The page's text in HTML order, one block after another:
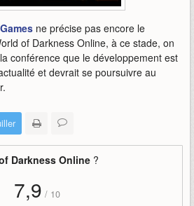
ne précise pas encore le
of Darkness Online, à ce stade, on
conférence que le développement est
et devrait se poursuivre au
Darkness Online ?
7,9 / 10